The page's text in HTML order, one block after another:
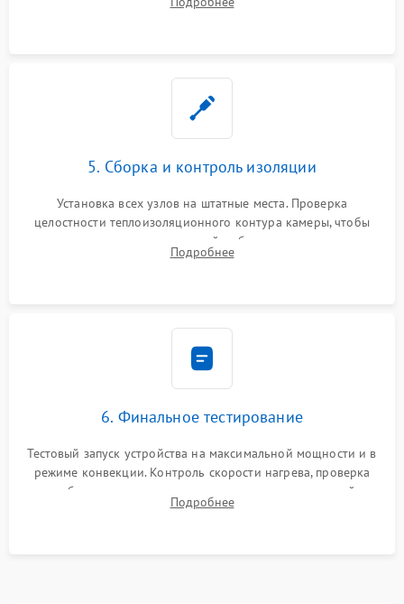
выгоревших реле, восстановление контактов и замена
5. Сборка и контроль изоляции
Установка всех узлов на штатные места. Проверка
целостности теплоизоляционного контура камеры, чтобы
исключить перегрев кухонной мебели и потерю тепла.
Надежная фиксация клемм и сборка корпуса шкафа.
Подробнее
6. Финальное тестирование
Тестовый запуск устройства на максимальной мощности и в
режиме конвекции. Контроль скорости нагрева, проверка
срабатывания термостата при достижении заданной
температуры и тест на отсутствие утечек тока.
Подробнее